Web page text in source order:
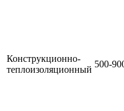
Конструкционно-
теплоизоляционный
500-